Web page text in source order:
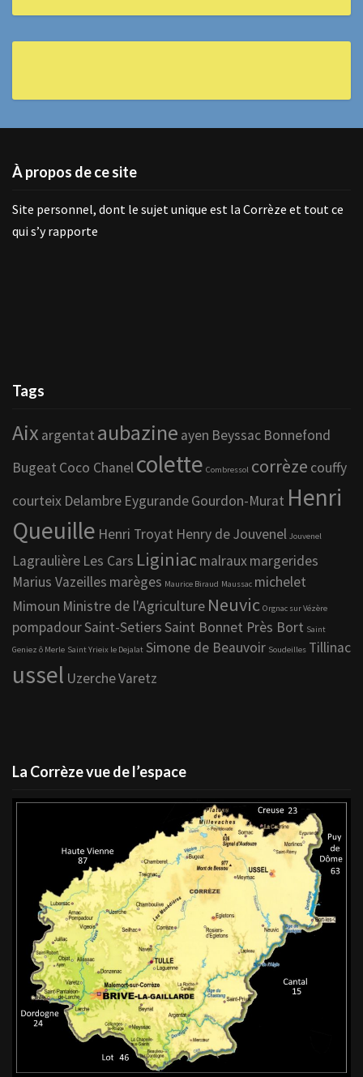
À propos de ce site
Site personnel, dont le sujet unique est la Corrèze et tout ce
qui s’y rapporte
Tags
Aix argentat aubazine ayen Beyssac Bonnefond
Bugeat Coco Chanelcolette Combressol corrèze couffy
courteix Delambre EygurandeGourdon-Murat Henri
Queuille Henri Troyat Henry de Jouvenel Jouvenel
Lagraulière Les Cars Liginiacmalrauxmargerides
Marius Vazeilles marèges Maurice Biraud Maussac michelet
Mimoun Ministre de l'Agriculture Neuvic Orgnac sur Vézère
pompadourSaint-SetiersSaint Bonnet Près Bort Saint
Geniez ô Merle Saint Yrieix le Dejalat Simone de Beauvoir Soudeilles Tillinac
ussel UzercheVaretz
La Corrèze vue de l’espace